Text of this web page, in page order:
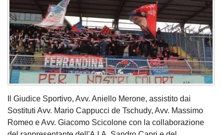
Il Giudice Sportivo, Avv. Aniello Merone, assistito dai
Sostituti Avv. Mario Cappucci de Tschudy, Avv. Massimo
Romeo e Avv. Giacomo Scicolone con la collaborazione